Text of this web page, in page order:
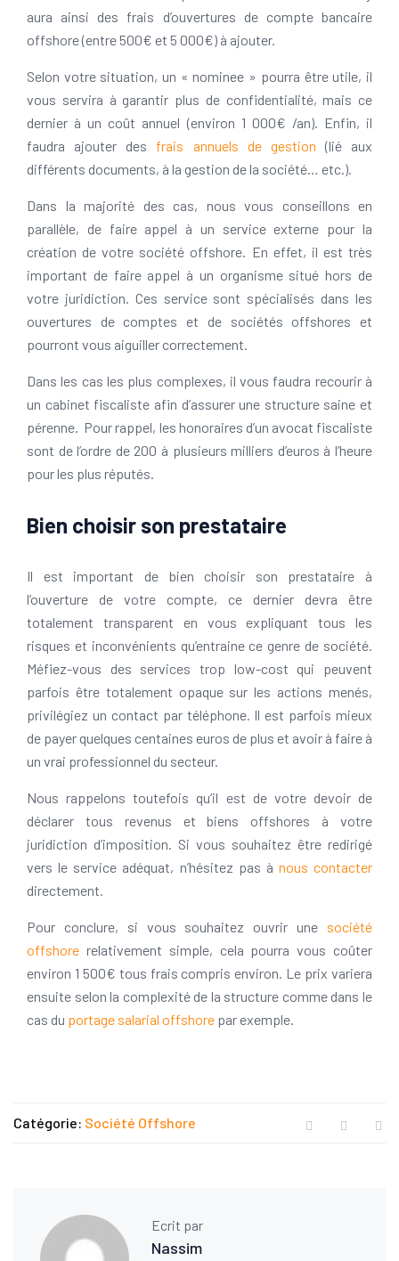
aura ainsi des frais d’ouvertures de compte bancaire
offshore (entre 500€ et 5 000€) à ajouter.
Selon votre situation, un « nominee » pourra être utile, il
vous servira à garantir plus de confidentialité, mais ce
dernier à un coût annuel (environ 1 000€ /an). Enfin, il
faudra ajouter des frais annuels de gestion (lié aux
différents documents, à la gestion de la société… etc.).
Dans la majorité des cas, nous vous conseillons en
parallèle, de faire appel à un service externe pour la
création de votre société offshore. En effet, il est très
important de faire appel à un organisme situé hors de
votre juridiction. Ces service sont spécialisés dans les
ouvertures de comptes et de sociétés offshores et
pourront vous aiguiller correctement.
Dans les cas les plus complexes, il vous faudra recourir à
un cabinet fiscaliste afin d’assurer une structure saine et
pérenne. Pour rappel, les honoraires d’un avocat fiscaliste
sont de l’ordre de 200 à plusieurs milliers d’euros à l’heure
pour les plus réputés.
Bien choisir son prestataire
Il est important de bien choisir son prestataire à
l’ouverture de votre compte, ce dernier devra être
totalement transparent en vous expliquant tous les
risques et inconvénients qu’entraine ce genre de société.
Méfiez-vous des services trop low-cost qui peuvent
parfois être totalement opaque sur les actions menés,
privilégiez un contact par téléphone. Il est parfois mieux
de payer quelques centaines euros de plus et avoir à faire à
un vrai professionnel du secteur.
Nous rappelons toutefois qu’il est de votre devoir de
déclarer tous revenus et biens offshores à votre
juridiction d’imposition. Si vous souhaitez être redirigé
vers le service adéquat, n’hésitez pas à nous contacter
directement.
Pour conclure, si vous souhaitez ouvrir une société
offshore relativement simple, cela pourra vous coûter
environ 1 500€ tous frais compris environ. Le prix variera
ensuite selon la complexité de la structure comme dans le
cas du portage salarial offshore par exemple.
Catégorie: Société Offshore
Ecrit par
Nassim